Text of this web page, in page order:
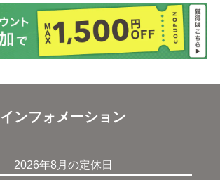
インフォメーション
2026年8月の定休日